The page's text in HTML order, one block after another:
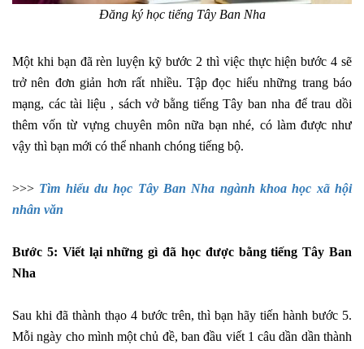
Đăng ký học tiếng Tây Ban Nha
Một khi bạn đã rèn luyện kỹ bước 2 thì việc thực hiện bước 4 sẽ
trở nên đơn giản hơn rất nhiều. Tập đọc hiểu những trang báo
mạng, các tài liệu , sách vở bằng tiếng Tây ban nha để trau dồi
thêm vốn từ vựng chuyên môn nữa bạn nhé, có làm được như
vậy thì bạn mới có thể nhanh chóng tiếng bộ.
>>> Tìm hiểu du học Tây Ban Nha ngành khoa học xã hội
nhân văn
Bước 5: Viết lại những gì đã học được bằng tiếng Tây Ban
Nha
Sau khi đã thành thạo 4 bước trên, thì bạn hãy tiến hành bước 5.
Mỗi ngày cho mình một chủ đề, ban đầu viết 1 câu dần dần thành